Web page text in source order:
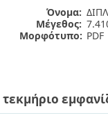
Όνομα:
Μέγεθος:
Μορφότυπο: PDF